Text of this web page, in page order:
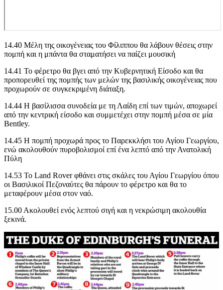
14.40 Μέλη της οικογένειας του Φίλιππου θα λάβουν θέσεις στην
πομπή και η μπάντα θα σταματήσει να παίζει μουσική
14.41 Το φέρετρο θα βγει από την Κυβερνητική Είσοδο και θα
προπορευθεί της πομπής των μελών της βασιλικής οικογένειας που
προχωρούν σε συγκεκριμένη διάταξη.
14.44 Η βασίλισσα συνοδεία με τη Λαίδη επί των τιμών, αποχωρεί
από την κεντρική είσοδο και συμμετέχει στην πομπή μέσα σε μία
Bentley.
14.45 Η πομπή προχωρά προς το Παρεκκλήσι του Αγίου Γεωργίου,
ενώ ακολουθούν πυροβολισμοί επί ένα λεπτό από την Ανατολική
Πύλη
14.53 Το Land Rover φθάνει στις σκάλες του Αγίου Γεωργίου όπου
οι Βασιλικοί Πεζοναύτες θα πάρουν το φέρετρο και θα το
μεταφέρουν μέσα στον ναό.
15.00 Ακολουθεί ενός λεπτού σιγή και η νεκρώσιμη ακολουθία
ξεκινά.